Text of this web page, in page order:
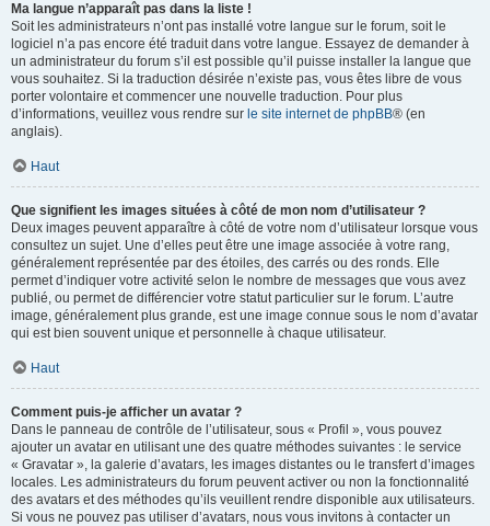
Ma langue n’apparaît pas dans la liste !
Soit les administrateurs n’ont pas installé votre langue sur le forum, soit le
logiciel n’a pas encore été traduit dans votre langue. Essayez de demander à
un administrateur du forum s’il est possible qu’il puisse installer la langue que
vous souhaitez. Si la traduction désirée n’existe pas, vous êtes libre de vous
porter volontaire et commencer une nouvelle traduction. Pour plus
d’informations, veuillez vous rendre sur le site internet de phpBB® (en
anglais).
Haut
Que signifient les images situées à côté de mon nom d’utilisateur ?
Deux images peuvent apparaître à côté de votre nom d’utilisateur lorsque vous
consultez un sujet. Une d’elles peut être une image associée à votre rang,
généralement représentée par des étoiles, des carrés ou des ronds. Elle
permet d’indiquer votre activité selon le nombre de messages que vous avez
publié, ou permet de différencier votre statut particulier sur le forum. L’autre
image, généralement plus grande, est une image connue sous le nom d’avatar
qui est bien souvent unique et personnelle à chaque utilisateur.
Haut
Comment puis-je afficher un avatar ?
Dans le panneau de contrôle de l’utilisateur, sous « Profil », vous pouvez
ajouter un avatar en utilisant une des quatre méthodes suivantes : le service
« Gravatar », la galerie d’avatars, les images distantes ou le transfert d’images
locales. Les administrateurs du forum peuvent activer ou non la fonctionnalité
des avatars et des méthodes qu’ils veuillent rendre disponible aux utilisateurs.
Si vous ne pouvez pas utiliser d’avatars, nous vous invitons à contacter un